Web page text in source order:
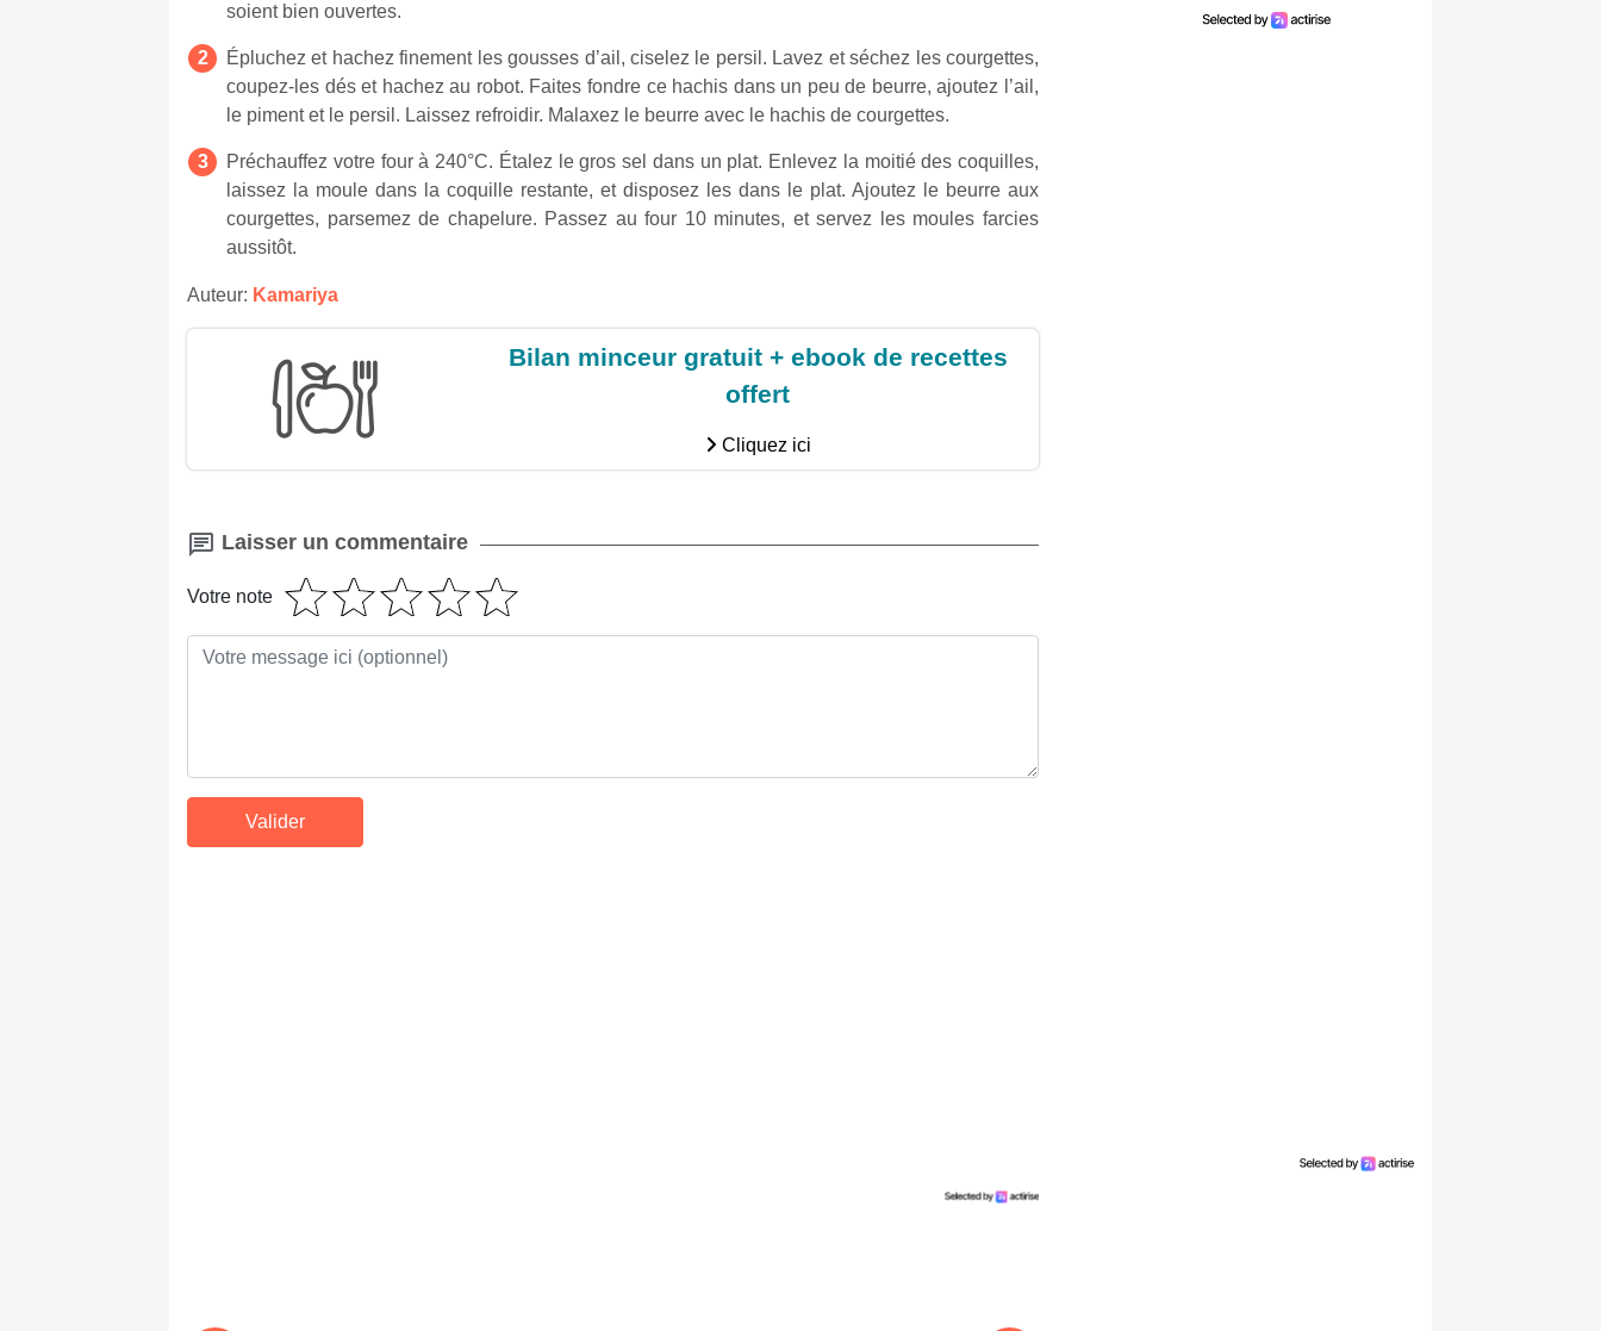
soient bien ouvertes.
Épluchez et hachez finement les gousses d’ail, ciselez le persil. Lavez et séchez les courgettes,
coupez-les dés et hachez au robot. Faites fondre ce hachis dans un peu de beurre, ajoutez l’ail,
le piment et le persil. Laissez refroidir. Malaxez le beurre avec le hachis de courgettes.
Préchauffez votre four à 240°C. Étalez le gros sel dans un plat. Enlevez la moitié des coquilles,
laissez la moule dans la coquille restante, et disposez les dans le plat. Ajoutez le beurre aux
courgettes, parsemez de chapelure. Passez au four 10 minutes, et servez les moules farcies
aussitôt.
Auteur: Kamariya
Bilan minceur gratuit + ebook de recettes
offert
Cliquez ici
Laisser un commentaire
Votre note